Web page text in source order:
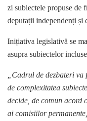
zi subiectele propuse de
deputații independenți și
Inițiativa legislativă se
asupra subiectelor
„Cadrul de dezbateri
de complexitatea
decide, de comun acord
ai comisiilor